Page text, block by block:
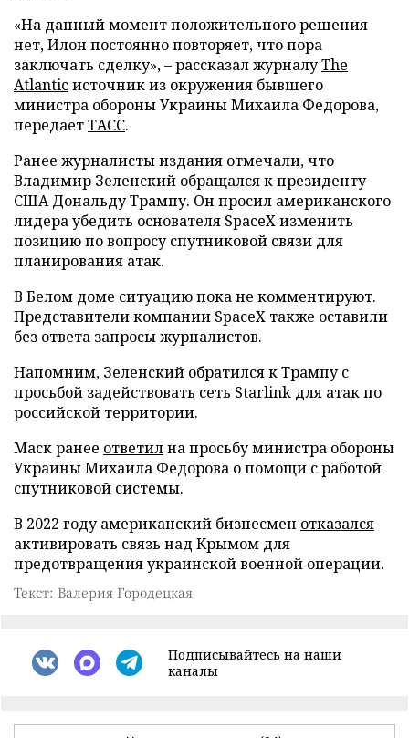
«На данный момент положительного решения
нет, Илон постоянно повторяет, что пора
заключать сделку», – рассказал журналуThe
Atlanticисточник из окружения бывшего
министра обороны Украины Михаила Федорова,
передаетТАСС.
Ранее журналисты издания отмечали, что
Владимир Зеленский обращался к президенту
США Дональду Трампу. Он просил американского
лидера убедить основателя SpaceX изменить
позицию по вопросу спутниковой связи для
планирования атак.
В Белом доме ситуацию пока не комментируют.
Представители компании SpaceX также оставили
без ответа запросы журналистов.
Напомним, Зеленский обратилсяк Трампу с
просьбой задействовать сеть Starlink для атак по
российской территории.
Маск ранее ответилна просьбу министра обороны
Украины Михаила Федорова о помощи с работой
спутниковой системы.
В 2022 году американский бизнесмен отказался
активировать связь над Крымом для
предотвращения украинской военной операции.
Текст: Валерия Городецкая
Подписывайтесь на наши
каналы